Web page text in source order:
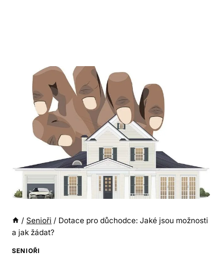
/ Senioři / Dotace pro důchodce: Jaké jsou možnosti
a jak žádat?
SENIOŘI